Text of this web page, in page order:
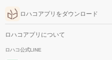
ロハコアプリをダウンロード
ロハコアプリについて
ロハコ公式LINE